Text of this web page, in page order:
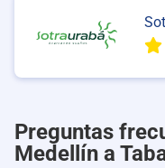
Preguntas
Medellín a